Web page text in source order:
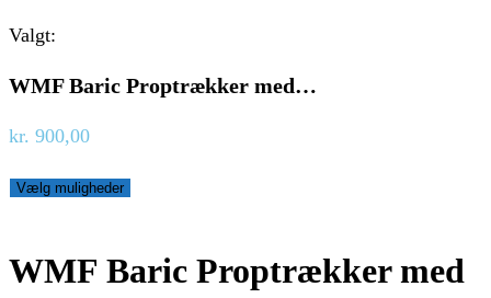
website
Valgt:
WMF Baric Proptrækker med…
kr. 900,00
Vælg muligheder
WMF Baric Proptrækker med